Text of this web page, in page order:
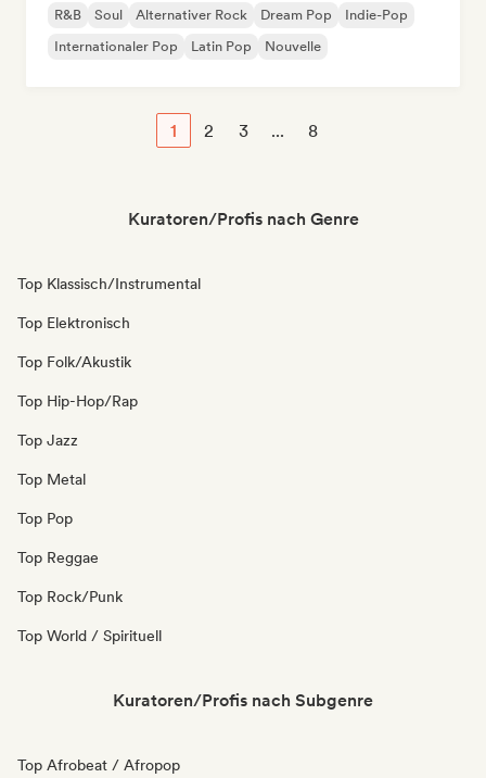
R&B Soul Alternativer Rock Dream Pop
Indie-Pop
Internationaler Pop
Latin Pop Nouvelle
1 2 3 ... 8
Kuratoren/Profis nach Genre
Top Klassisch/Instrumental
Top Elektronisch
Top Folk/Akustik
Top Hip-Hop/Rap
Top Jazz
Top Metal
Top Pop
Top Reggae
Top Rock/Punk
Top World / Spirituell
Kuratoren/Profis nach Subgenre
Top Afrobeat / Afropop